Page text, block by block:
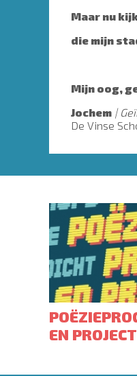
Maar nu
die mijn
Mijn oog,
Jochem
De Vinse
EN